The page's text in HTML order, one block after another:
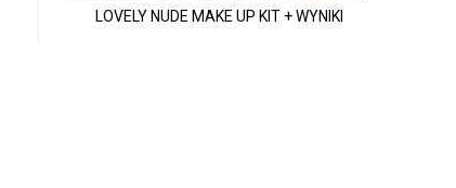
LOVELY NUDE MAKE UP KIT + WYNIKI